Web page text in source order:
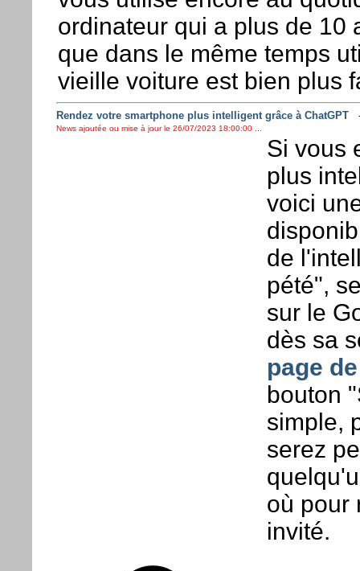
ordinateur qui a plus de 10
que dans le même temps
vieille voiture est bien plus
Rendez votre smartphone plus intelligent grâce à ChatGPT
News ajoutée ou mise à jour le 26/07/2023 18:00:00 ...
Si vous
plus
voici
de
pété",
sur le
dès sa
page
bouton
simple,
serez
où pour
invité.